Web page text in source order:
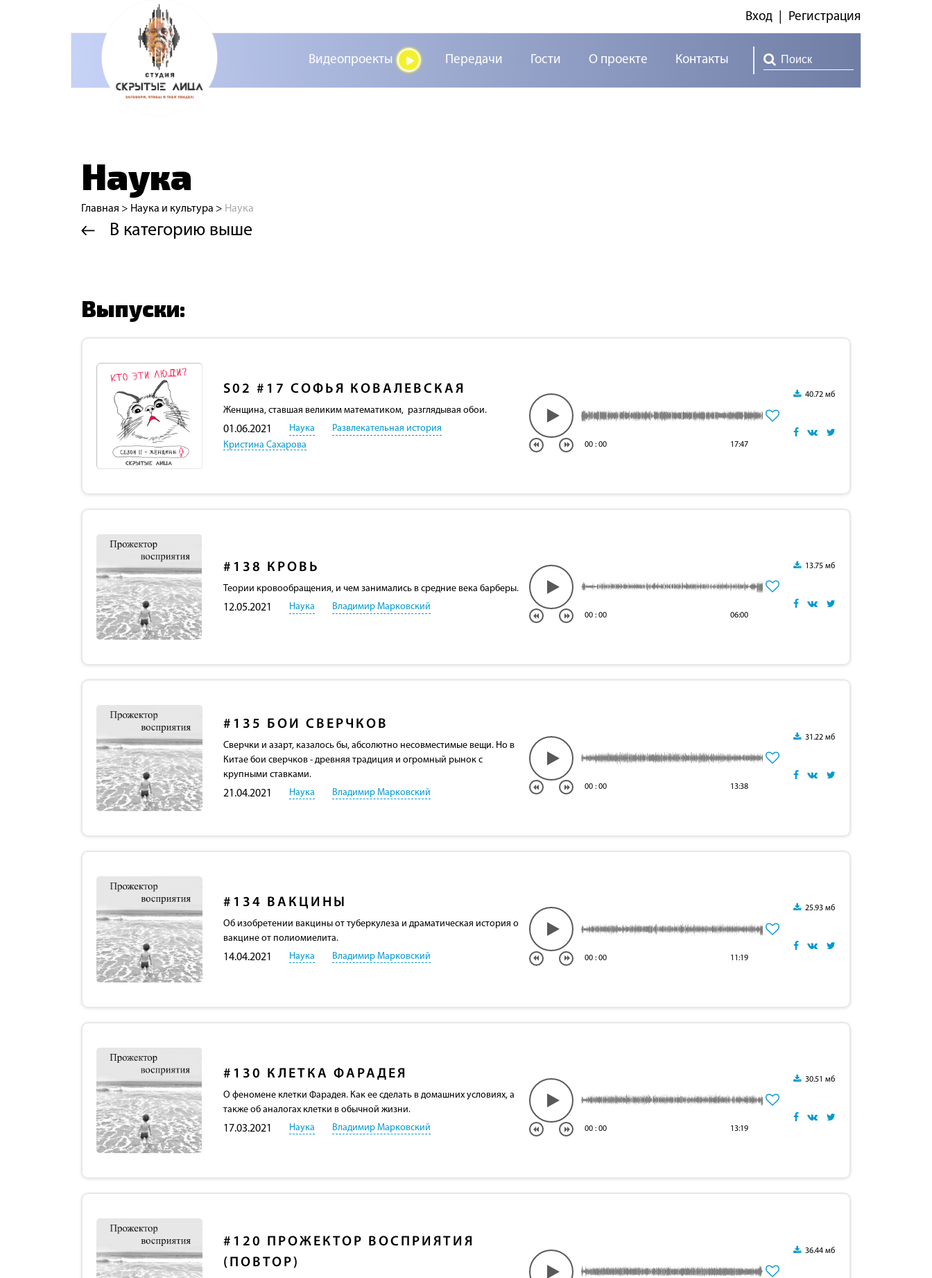
Видеопроекты Передачи Гости О проекте Контакты
Вход Регистрация
Наука
Главная > Наука и культура > Наука
В категорию выше
Выпуски:
S02 #17 СОФЬЯ КОВАЛЕВСКАЯ
Женщина, ставшая великим математиком, разглядывая обои.
01.06.2021 Наука
Развлекательная история
Кристина Сахарова
00 : 00 17:47
40.72 мб
#138 КРОВЬ
Теории кровообращения, и чем занимались в средние века барберы.
12.05.2021 Наука Владимир Марковский
00 : 00 06:00
13.75 мб
#135 БОИ СВЕРЧКОВ
Сверчки и азарт, казалось бы, абсолютно несовместимые вещи. Но в
Китае бои сверчков - древняя традиция и огромный рынок с
крупными ставками.
21.04.2021 Наука Владимир Марковский
00 : 00 13:38
31.22 мб
#134 ВАКЦИНЫ
Об изобретении вакцины от туберкулеза и драматическая история о
вакцине от полиомиелита.
14.04.2021 Наука Владимир Марковский 00 : 00 11:19
25.93 мб
#130 КЛЕТКА ФАРАДЕЯ
О феномене клетки Фарадея. Как ее сделать в домашних условиях, а
также об аналогах клетки в обычной жизни.
17.03.2021 Наука Владимир Марковский 00 : 00 13:19
30.51 мб
#120 ПРОЖЕКТОР ВОСПРИЯТИЯ
(ПОВТОР)
36.44 мб